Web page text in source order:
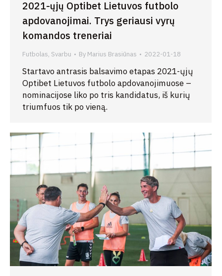
2021-ųjų Optibet Lietuvos futbolo
apdovanojimai. Trys geriausi vyrų
komandos treneriai
Futbolas, Svarbu By Marius Brasiūnas 2022-01-18
Startavo antrasis balsavimo etapas 2021-ųjų
Optibet Lietuvos futbolo apdovanojimuose –
nominacijose liko po tris kandidatus, iš kurių
triumfuos tik po vieną.